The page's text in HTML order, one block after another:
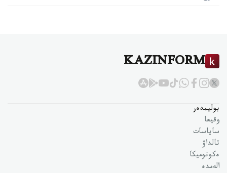
KAZINFORM
بوليمدەر
وقيعا
ساياسات
تالداۋ
ەكونوميكا
الەمدە